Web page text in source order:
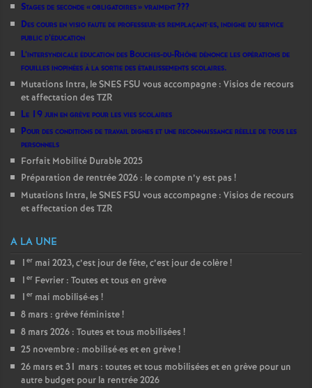
Stages de seconde «obligatoires» vraiment???
Des cours en visio faute de professeur·es remplaçant·es, indigne du service
public d’éducation
L’intersyndicale éducation des Bouches-du-Rhône dénonce les opérations de
fouilles inopinées à la sortie des établissements scolaires.
Mutations Intra, le SNES FSU vous accompagne : Visios de recours
et affectation des TZR
Le 19 juin en grève pour les vies scolaires
Pour des conditions de travail dignes et une reconnaissance réelle de tous les
personnels
Forfait Mobilité Durable 2025
Préparation de rentrée 2026 : le compte n’y est pas !
Mutations Intra, le SNES FSU vous accompagne : Visios de recours
et affectation des TZR
A LA UNE
1 er mai 2023, c’est jour de fête, c’est jour de colère!
1 er Fevrier : Toutes et tous en grève
1 er mai mobilisé·es !
8 mars : grève féministe!
8 mars 2026 : Toutes et tous mobilisées !
25 novembre : mobilisé·es et en grève!
26 mars et 31 mars : toutes et tous mobilisées et en grève pour un
autre budget pour la rentrée 2026